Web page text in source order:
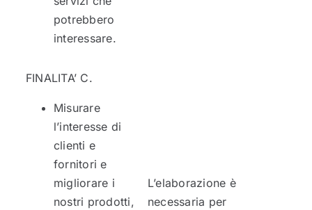
potrebbero
interessare.
FINALITA’ C.
Misurare
l’interesse di
clienti e
fornitori e
migliorare i
nostri prodotti,
L’elaborazione è
necessaria per